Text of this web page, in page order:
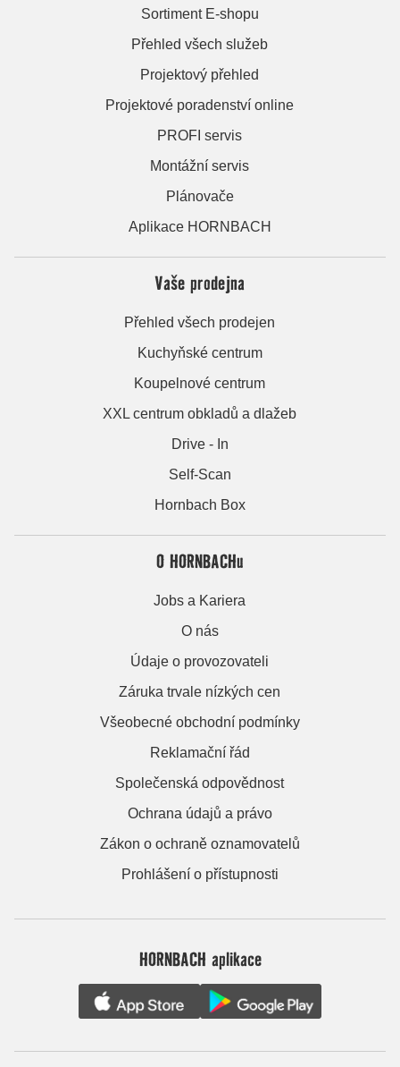
Sortiment E-shopu
Přehled všech služeb
Projektový přehled
Projektové poradenství online
PROFI servis
Montážní servis
Plánovače
Aplikace HORNBACH
Vaše prodejna
Přehled všech prodejen
Kuchyňské centrum
Koupelnové centrum
XXL centrum obkladů a dlažeb
Drive - In
Self-Scan
Hornbach Box
O HORNBACHu
Jobs a Kariera
O nás
Údaje o provozovateli
Záruka trvale nízkých cen
Všeobecné obchodní podmínky
Reklamační řád
Společenská odpovědnost
Ochrana údajů a právo
Zákon o ochraně oznamovatelů
Prohlášení o přístupnosti
HORNBACH aplikace